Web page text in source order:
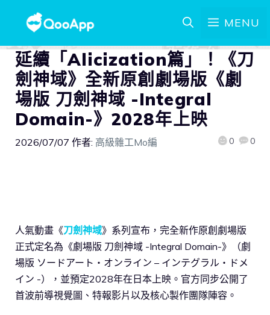
MENU
延續「Alicization篇」！《刀
劍神域》全新原創劇場版《劇
場版 刀劍神域 -Integral
Domain-》2028年上映
2026/07/07 作者: 高級雜工Mo編 0 0
人氣動畫《刀劍神域》系列宣布，完全新作原創劇場版
正式定名為《劇場版 刀劍神域 -Integral Domain-》（劇
場版 ソードアート・オンライン – インテグラル・ドメ
イン -），並預定2028年在日本上映。官方同步公開了
首波前導視覺圖、特報影片以及核心製作團隊陣容。